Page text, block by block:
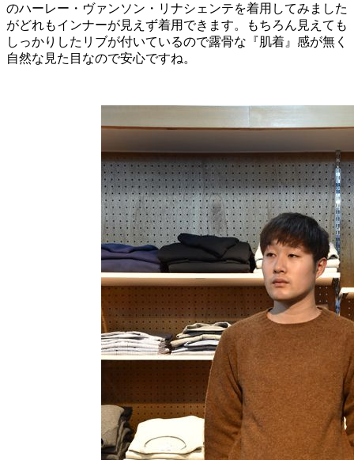
のハーレー・ヴァンソン・リナシェンテを着用してみました
がどれもインナーが見えず着用できます。もちろん見えても
しっかりしたリブが付いているので露骨な『肌着』感が無く
自然な見た目なので安心ですね。